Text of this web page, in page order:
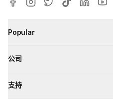
Popular
公司
支持